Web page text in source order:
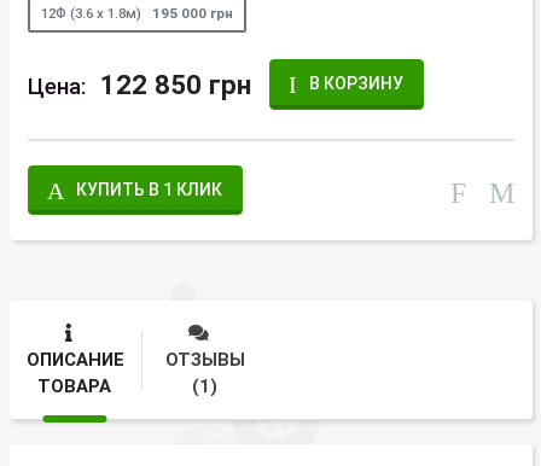
12Ф (3.6 х 1.8м) 195 000 грн
Цена: 122 850 грн В КОРЗИНУ
КУПИТЬ В 1 КЛИК
ОПИСАНИЕ
ТОВАРА
ОТЗЫВЫ
(1)